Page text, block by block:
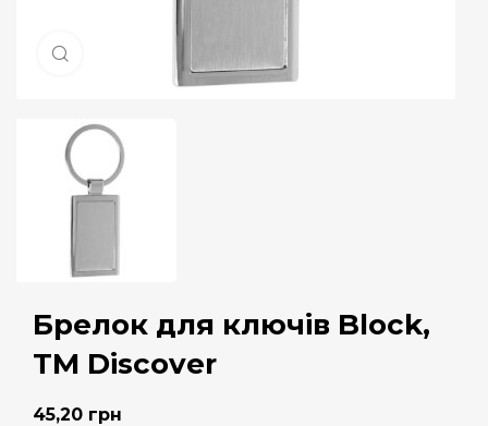
Натисніть, щоб збільшити
Брелок для ключів Block,
TM Discover
45,20 грн